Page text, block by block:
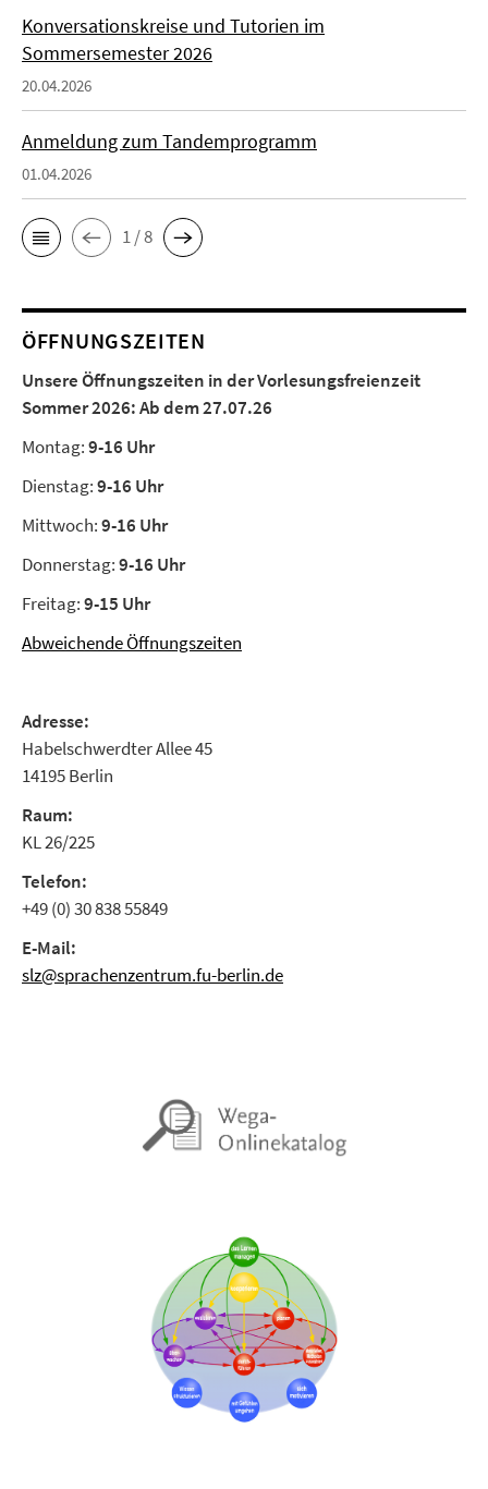
Konversationskreise und Tutorien im
Sommersemester 2026
20.04.2026
Anmeldung zum Tandemprogramm
01.04.2026
1 / 8
ÖFFNUNGSZEITEN
Unsere Öffnungszeiten in der Vorlesungsfreienzeit
Sommer 2026:Ab dem 27.07.26
Montag:9-16 Uhr
Dienstag:9-16 Uhr
Mittwoch:9-16 Uhr
Donnerstag:9-16 Uhr
Freitag:9-15 Uhr
Abweichende Öffnungszeiten
Adresse:
Habelschwerdter Allee 45
14195 Berlin
Raum:
KL 26/225
Telefon:
+49 (0) 30 838 55849
E-Mail:
slz@sprachenzentrum.fu-berlin.de